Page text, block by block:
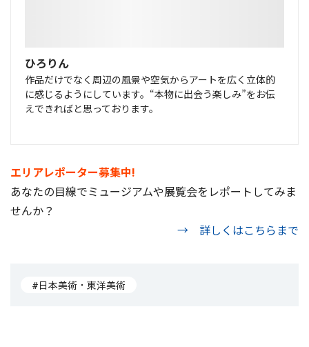
ひろりん
作品だけでなく周辺の風景や空気からアートを広く立体的
に感じるようにしています。“本物に出会う楽しみ”をお伝
えできればと思っております。
エリアレポーター募集中!
あなたの目線でミュージアムや展覧会をレポートしてみま
せんか？
→ 詳しくはこちらまで
#日本美術・東洋美術